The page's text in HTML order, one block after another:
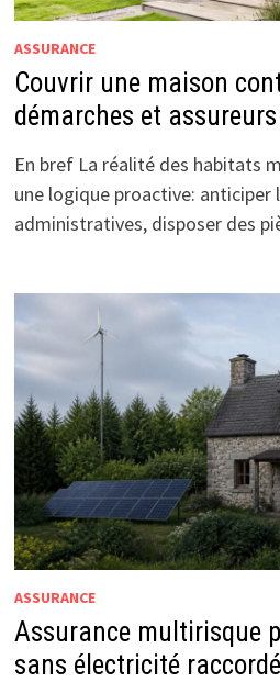
ASSURANCE
Couvrir une maison
démarches et
En bref La réalité des habitats
une logique proactive: anticiper
administratives, disposer des
ASSURANCE
Assurance multirisque
sans électricité